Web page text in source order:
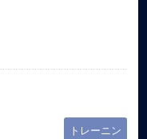
トレーニン